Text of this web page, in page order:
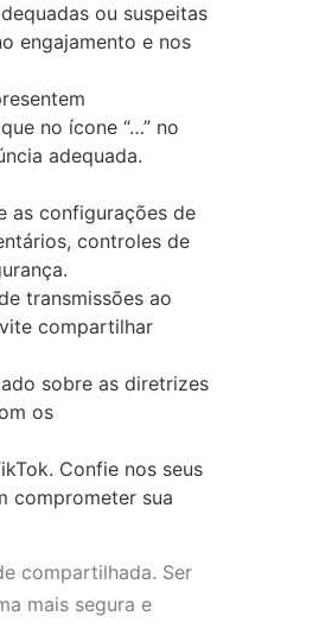
ou suspeitas
engajamento e nos
no ícone “…” no
adequada.
as configurações de
controles de
transmissões ao
compartilhar
sobre as diretrizes
os
Confie nos seus
comprometer sua
compartilhada. Ser
mais segura e